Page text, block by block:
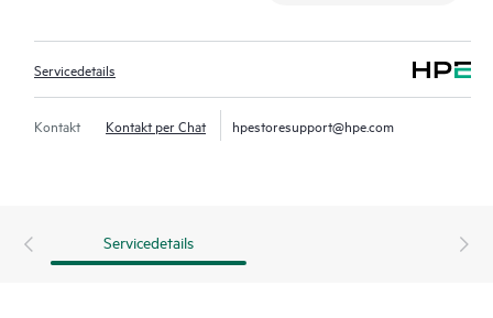
Servicedetails
Kontakt Kontakt per Chat hpestoresupport@hpe.com
Servicedetails